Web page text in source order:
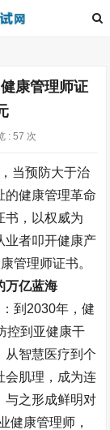
康管理师证
: 57 次
当预防大于治
的健康管理革命
书，以权威为
业者叩开健康产
管理师证书。
万亿蓝海
到 2030年，健
控到亚健康干
从智慧医疗到个
会肌理，成为连
与之形成鲜明对
健康管理师，